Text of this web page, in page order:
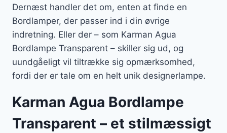
Dernæst handler det om, enten at finde en
Bordlamper, der passer ind i din øvrige
indretning. Eller der – som Karman Agua
Bordlampe Transparent – skiller sig ud, og
uundgåeligt vil tiltrække sig opmærksomhed,
fordi der er tale om en helt unik designerlampe.
Karman Agua Bordlampe
Transparent – et stilmæssigt